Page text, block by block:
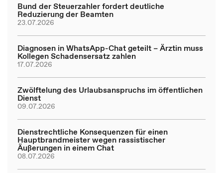
Bund der Steuerzahler fordert deutliche
Reduzierung der Beamten
23.07.2026
Diagnosen in WhatsApp-Chat geteilt – Ärztin muss
Kollegen Schadensersatz zahlen
17.07.2026
Zwölftelung des Urlaubsanspruchs im öffentlichen
Dienst
09.07.2026
Dienstrechtliche Konsequenzen für einen
Hauptbrandmeister wegen rassistischer
Äußerungen in einem Chat
08.07.2026